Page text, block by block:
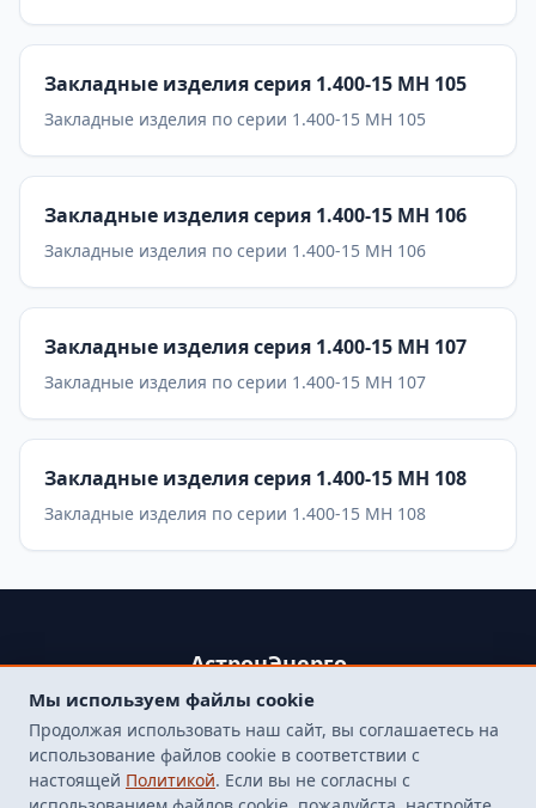
Закладные изделия серия 1.400-15 МН 105
Закладные изделия по серии 1.400-15 МН 105
Закладные изделия серия 1.400-15 МН 106
Закладные изделия по серии 1.400-15 МН 106
Закладные изделия серия 1.400-15 МН 107
Закладные изделия по серии 1.400-15 МН 107
Закладные изделия серия 1.400-15 МН 108
Закладные изделия по серии 1.400-15 МН 108
АстронЭнерго
+79250499357 , +74998417015
107564, г. Москва, пр-д Погонный, д. 1 к. 9, помещение 10Н.
Бесплатная доставка до терминала транспортной
компанией в Москве
Мы используем файлы cookie
Продолжая использовать наш сайт, вы соглашаетесь на
использование файлов cookie в соответствии с
настоящей Политикой. Если вы не согласны с